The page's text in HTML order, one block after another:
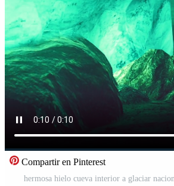
Compartir en Pinterest
hermosa hielo cueva interior a glaciar